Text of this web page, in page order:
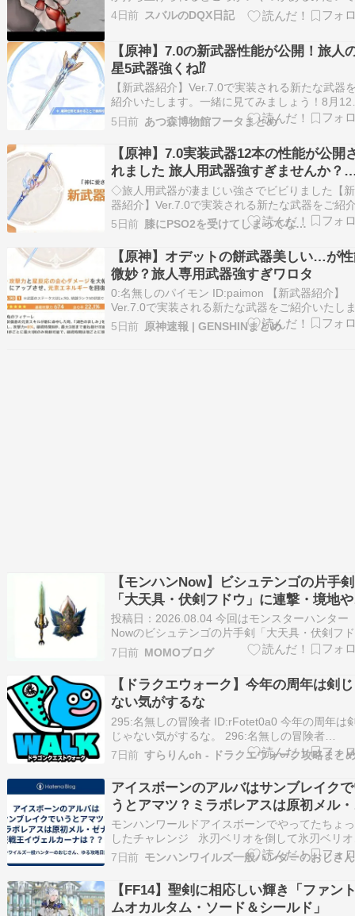
よ。 さて、ポケモンといえば（？）この子！ リ
ードマンです。 某ポケモンと一文字違い。ほば
士型のモンスターです。 風耐性低下効果のある
い…
4日前 スバルのDQX日記
【原神】7.0の新武器性能が公開！旅人
星5武器強くね⁉
【新武器紹介】Ver.7.0で実装される新たな武器
紹介いたします。一緒に見てみましょう！8月12
にVer.7.0リリース後、イベント祈願「神鋳賦形
開催されます。イベント期間中、「片手剣・白
湖を舞う翼」の出現確率が大幅にアップします
pic.twitter.co…
5日前 あつ森博物館フータまとめ
【原神】7.0実装武器12本の性能が公開
れました 旅人用武器強すぎませんか？
て話
◇旅人用武器が凄まじい強さでビビりました【
器紹介】Ver.7.0で実装される新たな武器をご紹
たします。一緒に見てみましょう！8月12日に
Ver.7.0リリース後、イベント祈願「神鋳賦形」
催されます。イベント期間中、「片手剣・白銀
を舞う翼」の出現確率が大幅にアップし…
5日前 膝にPSO2を受けてしまってな…
【原神】オデットの餅武器美しい…が
微妙？旅人専用武器強すぎワロタ
0:名無しのパイモン ID:paimon 【新武器紹介】
Ver.7.0で実装される新たな武器をご紹介いたし
す。一緒に見てみましょう！ 8月12日にVer.7.0
ース後、イベント祈願「神鋳賦形」が開催されま
5日前 原神速報 | GENSHINまとめ
【モンハンNow】ビシュテンゴの片手剣
「大天具・伏剣フドウ」に連撃・境地
撃活性などのスキルを付けられる装備
例
投稿日：2026.08.04 今回はモンスターハンター
Nowのビシュテンゴの片手剣「大天具・伏剣フド
ウ」に連撃・境地や攻撃活性などのスキルを付
れる装備構成例をメモしておきます。 ビシュテ
ゴの片手剣のスペック 片手剣「大天具・伏剣フ
ウ」に連撃・境地や攻撃活性などのスキルを付…
7日前 MOMOブログ
【ドラクエウォーク】今年の周年は剣
ない気がするな
295:名無しの冒険者 ID:rFotet0a0 今年の周年は
じゃない気がするな。 296:名無しの冒険者
ID:NNjIDMPH0 周年武器は1年間タイトル画面で
われるからな ブーメラン、短剣は見た目ショボ
ぎるからないな 316:名無しの冒険者
ID:GNPdwHxR0 …
7日前
アイスボーンのアルバはサンブレイク
うとアマツ？ミラボレアスは原初メル
ナ？歴戦王イヴェルカーナは？？？
モンハンワールドアイスボーンでやってたちょ
したチャレンジ 氷刃ベリオを倒して氷刃ベリ
器を作る ↓ 氷刃ベリオ武器でアルバトリオンを
てアルバ武器を作る ↓ アルバ武器でミラボレア
倒してミラボ武器を作る ↓ ミラボ武器で歴戦王
ェルカーナを倒す こんなことを…
7日前 モ
【FF14】聖剣に相応しい輝き「ファン
ムオカルタム・ソード＆シールド」